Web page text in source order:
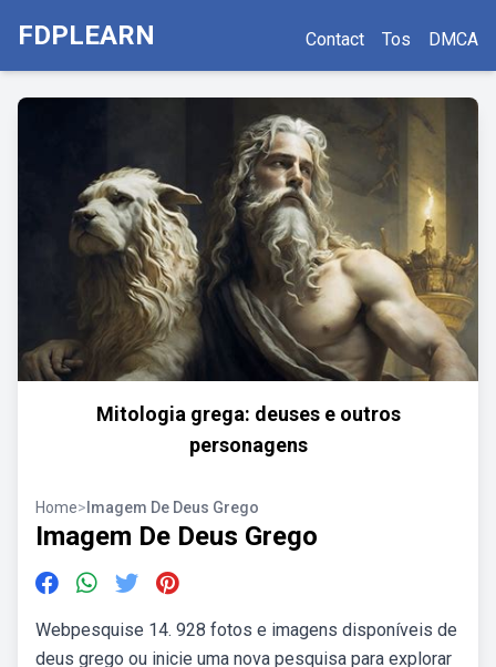
FDPLEARN Contact Tos DMCA
Mitologia grega: deuses e outros
personagens
Home> Imagem De Deus Grego
Imagem De Deus Grego
Webpesquise 14. 928 fotos e imagens disponíveis de
deus grego ou inicie uma nova pesquisa para explorar